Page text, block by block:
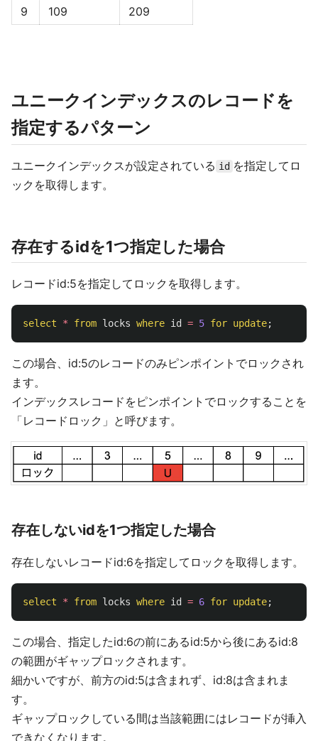
9
109 209
ユニークインデックスのレコードを
指定するパターン
ユニークインデックスが設定されている id を指定してロ
ックを取得します。
存在するidを1つ指定した場合
レコードid:5を指定してロックを取得します。
select * from locks where id = 5 for update;
この場合、id:5のレコードのみピンポイントでロックされ
ます。
インデックスレコードをピンポイントでロックすることを
「レコードロック」と呼びます。
存在しないidを1つ指定した場合
存在しないレコードid:6を指定してロックを取得します。
select * from locks where id = 6 for update;
この場合、指定したid:6の前にあるid:5から後にあるid:8
の範囲がギャップロックされます。
細かいですが、前方のid:5は含まれず、id:8は含まれま
す。
ギャップロックしている間は当該範囲にはレコードが挿入
できなくなります。